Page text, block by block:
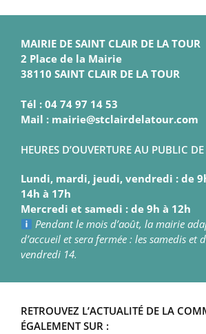
MAIRIE DE SAINT CLAIR DE LA TOUR
2 Place de la Mairie
38110 SAINT CLAIR DE LA TOUR
Tél : 04 74 97 14 53
Mail : mairie@stclairdelatour.com
HEURES D’OUVERTURE AU PUBLIC
Lundi, mardi, jeudi, vendredi : de
14h à 17h
Mercredi et samedi : de 9h à 12h
Pendant le mois d’août, la mairie
d’accueil et sera fermée : les samedis et
vendredi 14.
RETROUVEZ L’ACTUALITÉ DE LA
ÉGALEMENT SUR :